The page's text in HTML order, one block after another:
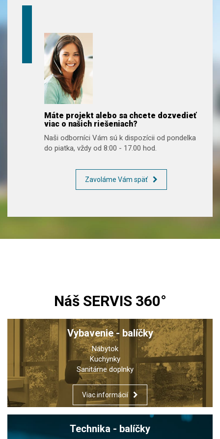
Máte projekt alebo sa chcete dozvedieť
viac o našich riešeniach?
Naši odborníci Vám sú k dispozícii od pondelka
do piatka, vždy od 8:00 - 17.00 hod.
Zavoláme Vám späť
Náš SERVIS 360°
Vybavenie - balíčky
Nábytok
Kuchynky
Sanitárne doplnky
Viac informácií
Technika - balíčky